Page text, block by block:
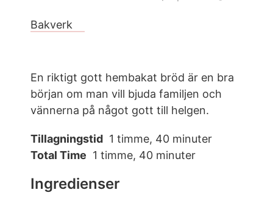
Bakverk
En riktigt gott hembakat bröd är en bra
början om man vill bjuda familjen och
vännerna på något gott till helgen.
Tillagningstid 1 timme, 40 minuter
Total Time 1 timme, 40 minuter
Ingredienser